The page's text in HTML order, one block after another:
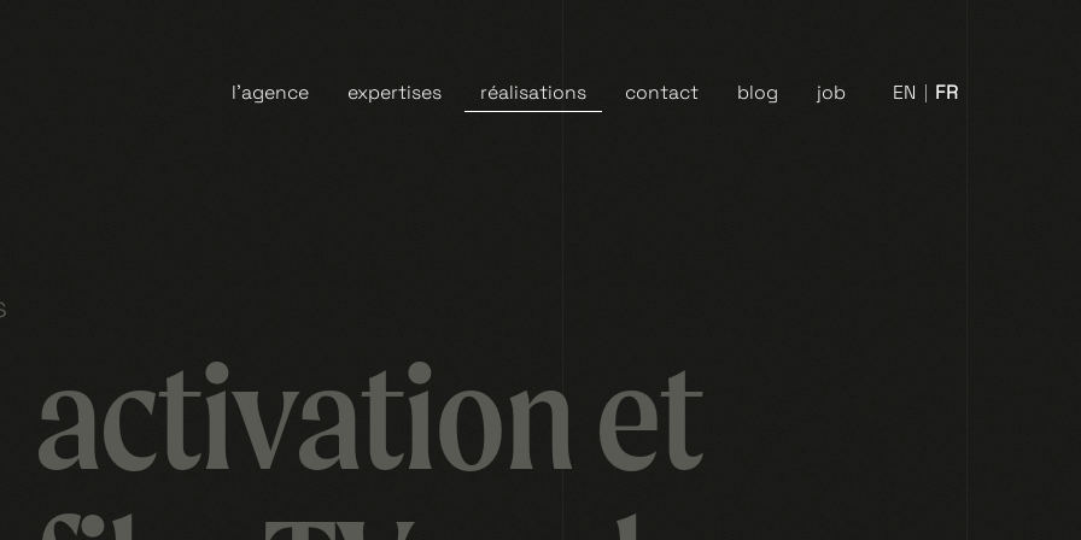
l’agence expertises réalisations contact blog job EN FR
activation et